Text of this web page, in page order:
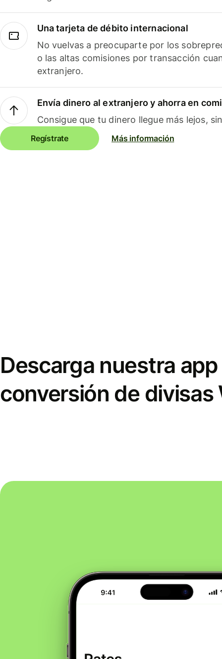
Una tarjeta de débito internacional
No vuelvas a preocuparte por los
o las altas comisiones por transacción
extranjero.
Envía dinero al extranjero y ahorra en
Consigue que tu dinero llegue más lejos,
Regístrate Más información
Descarga nuestra
conversión de divisas